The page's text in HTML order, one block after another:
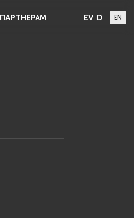
ПАРТНЕРАМ EV ID EN